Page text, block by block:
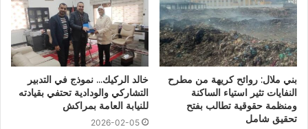
بني ملال: روائح كريهة من مطرح
النفايات تثير استياء الساكنة
ومنظمة حقوقية تطالب بفتح
تحقيق شامل
خالد الركيك… نموذج في التدبير
التشاركي والودادية تحتفي بقيادته
للنيابة العامة بمراكش
2026-02-05